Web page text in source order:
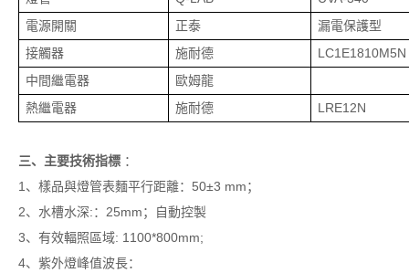
電源開關
正泰
漏電保護型
接觸器
施耐德
LC1E1810M5N
中間繼電器
歐姆龍
熱繼電器
施耐德 LRE12N
三、 主要技術指標 ：
1、樣品與燈管表麵平行距離：50±3 mm；
2、水槽水深:：25mm；自動控製
3、有效輻照區域: 1100*800mm;
4、紫外燈峰值波長：